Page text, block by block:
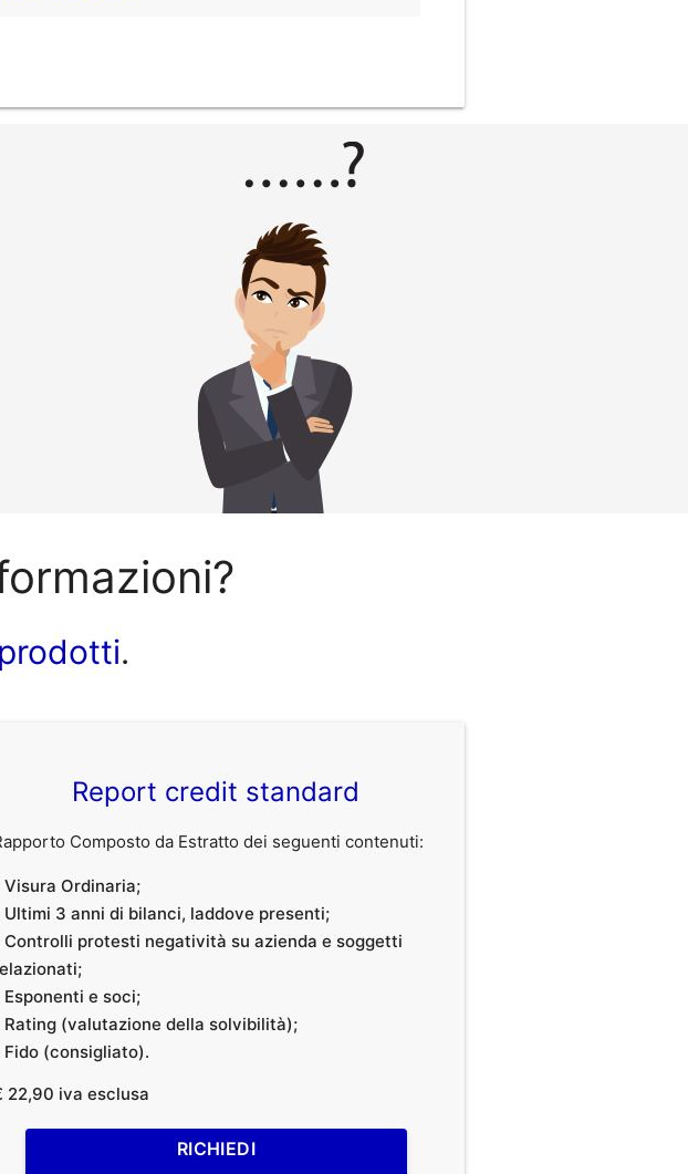
.
Report credit standard
Composto da Estratto dei seguenti contenuti:
Visura Ordinaria;
Ultimi 3 anni di bilanci, laddove presenti;
Controlli protesti negatività su azienda e soggetti
Esponenti e soci;
Rating (valutazione della solvibilità);
Fido (consigliato).
22,90 iva esclusa
RICHIEDI